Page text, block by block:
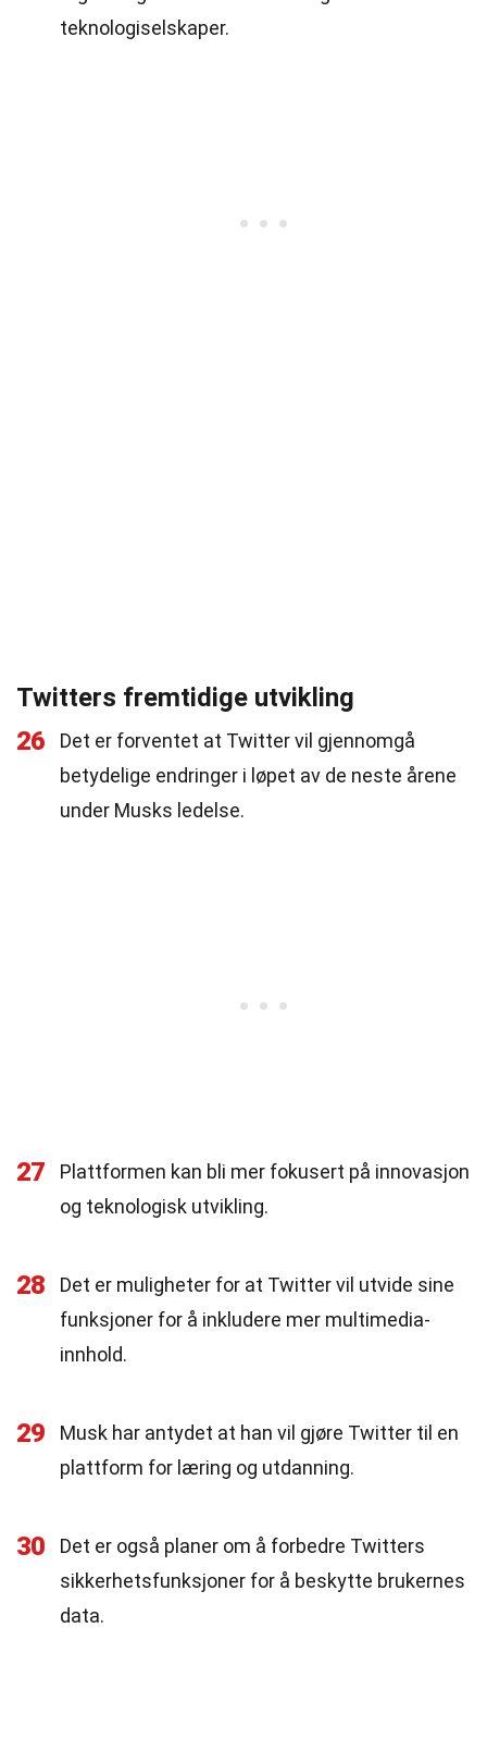
teknologiselskaper.
Twitters fremtidige utvikling
26
Det er forventet at Twitter vil gjennomgå
betydelige endringer i løpet av de neste årene
under Musks ledelse.
27
Plattformen kan bli mer fokusert på innovasjon
og teknologisk utvikling.
28
Det er muligheter for at Twitter vil utvide sine
funksjoner for å inkludere mer multimedia-
innhold.
29
Musk har antydet at han vil gjøre Twitter til en
plattform for læring og utdanning.
30
Det er også planer om å forbedre Twitters
sikkerhetsfunksjoner for å beskytte brukernes
data.